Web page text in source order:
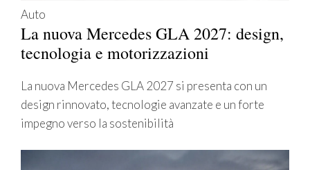
Auto
La nuova Mercedes GLA 2027: design,
tecnologia e motorizzazioni
La nuova Mercedes GLA 2027 si presenta con un
design rinnovato, tecnologie avanzate e un forte
impegno verso la sostenibilità